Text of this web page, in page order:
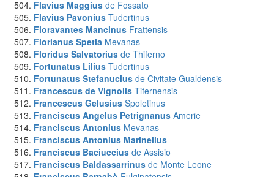
Flavius Maggius de Fossato
Flavius Pavonius Tudertinus
Floravantes Mancinus Frattensis
Florianus Spetia Mevanas
Floridus Salvatorius de Thiferno
Fortunatus Lilius Tudertinus
Fortunatus Stefanucius de Civitate Gualdensis
Francescus de Vignolis Tifernensis
Francescus Gelusius Spoletinus
Franciscus Angelus Petrignanus Amerie
Franciscus Antonius Mevanas
Franciscus Antonius Marinellus
Franciscus Baciuccius de Assisio
Franciscus Baldassarrinus de Monte Leone